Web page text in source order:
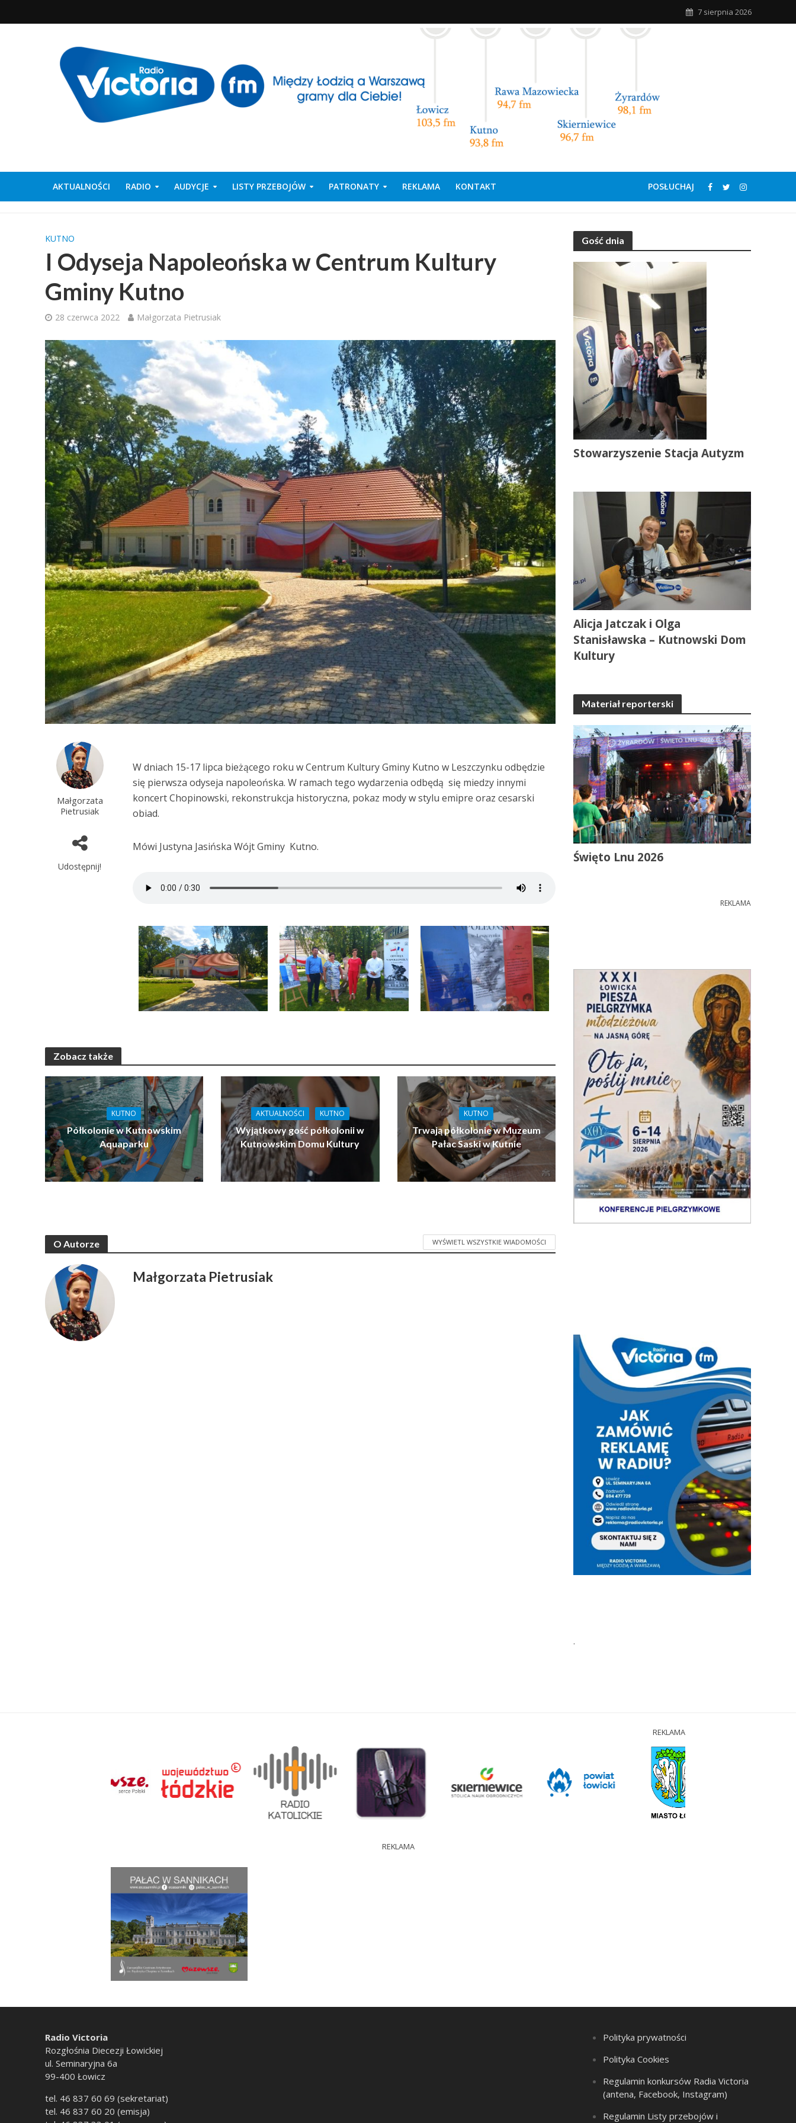
7 sierpnia 2026
AKTUALNOŚCI RADIO AUDYCJE LISTY PRZEBOJÓW PATRONATY REKLAMA KONTAKT POSŁUCHAJ
KUTNO
I Odyseja Napoleońska w Centrum Kultury
Gminy Kutno
28 czerwca 2022 Małgorzata Pietrusiak
Małgorzata
Pietrusiak
Udostępnij!
W dniach 15-17 lipca bieżącego roku w Centrum Kultury Gminy Kutno w Leszczynku odbędzie
się pierwsza odyseja napoleońska. W ramach tego wydarzenia odbędą się miedzy innymi
koncert Chopinowski, rekonstrukcja historyczna, pokaz mody w stylu emipre oraz cesarski
obiad.
Mówi Justyna Jasińska Wójt Gminy Kutno.
Zobacz także
KUTNO
Półkolonie w Kutnowskim
Aquaparku
AKTUALNOŚCI KUTNO
Wyjątkowy gość półkolonii w
Kutnowskim Domu Kultury
KUTNO
Trwają półkolonie w Muzeum
Pałac Saski w Kutnie
O Autorze WYŚWIETL WSZYSTKIE WIADOMOŚCI
Małgorzata Pietrusiak
Gość dnia
Stowarzyszenie Stacja Autyzm
Alicja Jatczak i Olga
Stanisławska – Kutnowski Dom
Kultury
Materiał reporterski
Święto Lnu 2026
REKLAMA
.
REKLAMA
REKLAMA
Radio Victoria
Rozgłośnia Diecezji Łowickiej
ul. Seminaryjna 6a
99-400 Łowicz
tel. 46 837 60 69 (sekretariat)
tel. 46 837 60 20 (emisja)
Polityka prywatności
Polityka Cookies
Regulamin konkursów Radia Victoria
(antena, Facebook, Instagram)
Regulamin Listy przebojów i